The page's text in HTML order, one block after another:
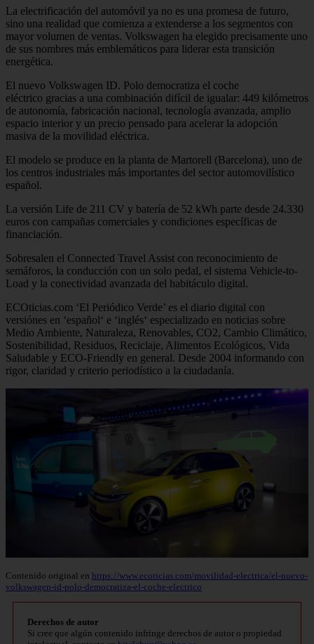
La electrificación del automóvil ya no es una promesa de futuro,
sino una realidad que comienza a extenderse a los segmentos con
mayor volumen de ventas. Volkswagen ha elegido precisamente uno
de sus nombres más emblemáticos para liderar esta transición
energética.
El nuevo Volkswagen ID. Polo democratiza el coche
eléctrico gracias a una combinación difícil de igualar: 449 kilómetros
de autonomía, fabricación nacional, tecnología avanzada, amplio
espacio interior y un precio pensado para acelerar la adopción
masiva de la movilidad eléctrica.
El modelo se produce en la planta de Martorell (Barcelona), uno de
los centros industriales más importantes del sector automovilístico
español.
La versión Life de 211 CV y batería de 52 kWh parte desde 24.330
euros con campañas comerciales y condiciones específicas de
financiación.
Sobresalen el Connected Travel Assist con reconocimiento de
semáforos, la conducción con un solo pedal, el sistema Vehicle-to-
Load y la conectividad avanzada del habitáculo digital.
ECOticias.com ‘El Periódico Verde’ es el diario digital con
versiónes en ‘español‘ e ‘inglés‘ especializado en noticias sobre
Medio Ambiente, Naturaleza, Renovables, CO2, Cambio Climático,
Sostenibilidad, Residuos, Reciclaje, Alimentos Ecológicos, Vida
Saludable y ECO-Friendly en general. Desde 2004 informando con
rigor, claridad y criterio periodístico a la ciudadanía.
Contenido original en https://www.ecoticias.com/movilidad-electrica/el-nuevo-
volkswagen-id-polo-democratiza-el-coche-electrico
Derechos de autor
Si cree que algún contenido infringe derechos de autor o propiedad